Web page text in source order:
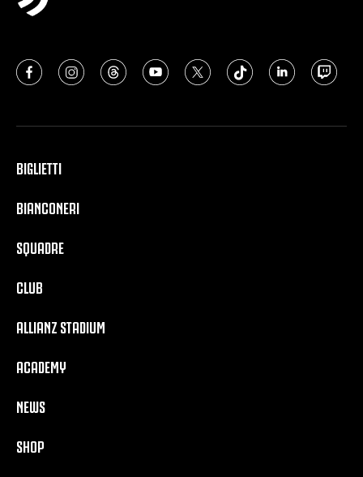
BIGLIETTI
BIANCONERI
SQUADRE
CLUB
ALLIANZ STADIUM
ACADEMY
NEWS
SHOP